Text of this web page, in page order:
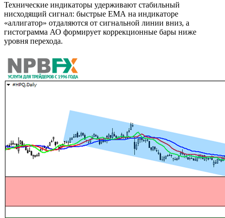
Технические индикаторы удерживают стабильный
нисходящий сигнал: быстрые ЕМА на индикаторе
«аллигатор» отдаляются от сигнальной линии вниз, а
гистограмма АО формирует коррекционные бары ниже
уровня перехода.